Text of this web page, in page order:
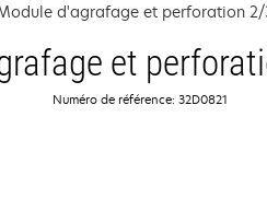
d'agrafage et perforation
et
Numéro de référence: 32D0821